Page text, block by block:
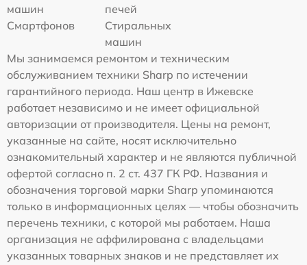
машин
печей
Смартфонов
Стиральных
машин
Мы занимаемся ремонтом и техническим
обслуживанием техники Sharp по истечении
гарантийного периода. Наш центр в Ижевске
работает независимо и не имеет официальной
авторизации от производителя. Цены на ремонт,
указанные на сайте, носят исключительно
ознакомительный характер и не являются публичной
офертой согласно п. 2 ст. 437 ГК РФ. Названия и
обозначения торговой марки Sharp упоминаются
только в информационных целях — чтобы обозначить
перечень техники, с которой мы работаем. Наша
организация не аффилирована с владельцами
указанных товарных знаков и не представляет их